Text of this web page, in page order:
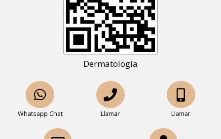
Dermatología
Whatsapp Chat Llamar Llamar